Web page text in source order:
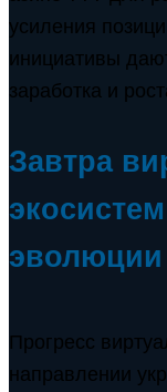
усиления
инициативы
заработка и
Завтра
эволюции
Прогресс
направлении